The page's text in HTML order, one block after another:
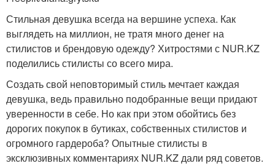
Стильная девушка всегда на вершине успеха. Как
выглядеть на миллион, не тратя много денег на
стилистов и брендовую одежду? Хитростями с NUR.KZ
поделились стилисты со всего мира.
Создать свой неповторимый стиль мечтает каждая
девушка, ведь правильно подобранные вещи придают
уверенности в себе. Но как при этом обойтись без
дорогих покупок в бутиках, собственных стилистов и
огромного гардероба? Опытные стилисты в
эксклюзивных комментариях NUR.KZ дали ряд советов.